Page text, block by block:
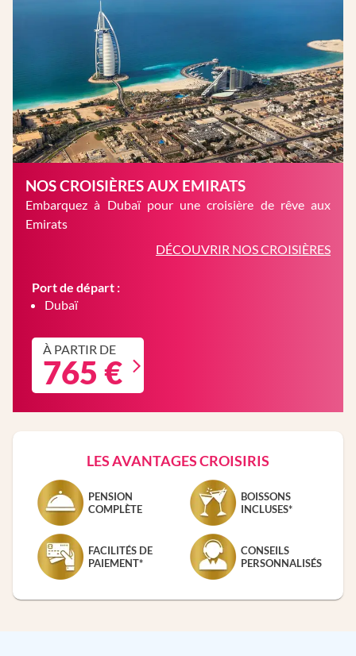
NOS CROISIÈRES AUX EMIRATS
Embarquez à Dubaï pour une croisière de rêve aux
Emirats
DÉCOUVRIR NOS CROISIÈRES
Port de départ :
Dubaï
À PARTIR DE
765 €
LES AVANTAGES CROISIRIS
PENSION
COMPLÈTE
BOISSONS
INCLUSES*
FACILITÉS DE
PAIEMENT*
CONSEILS
PERSONNALISÉS